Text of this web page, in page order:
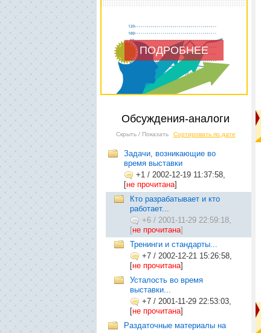
ПОДРОБНЕЕ
Обсуждения-аналоги
Скрыть / Показать Сортировать по дате
Задачи, возникающие во
время выставки
+1 / 2002-12-19 11:37:58,
[не прочитана]
Кто разрабатывает и кто
работает...
+6 / 2001-11-29 22:59:18,
[не прочитана]
Тренинги и стандарты...
+7 / 2002-12-21 15:26:58,
[не прочитана]
Усталость во время
выставки...
+7 / 2001-11-29 22:53:03,
[не прочитана]
Раздаточные материалы на